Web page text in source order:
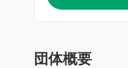
団体概要